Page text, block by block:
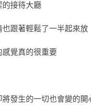
的接待大廳
跟著輕鬆了一半起來放
覺真的很重要
發生的一切也會變的開